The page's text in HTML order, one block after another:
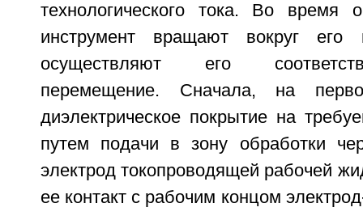
технологического тока. Во время
инструмент вращают вокруг
осуществляют его
перемещение. Сначала, на
диэлектрическое покрытие на
путем подачи в зону обработки
электрод токопроводящей рабочей
ее контакт с рабочим концом